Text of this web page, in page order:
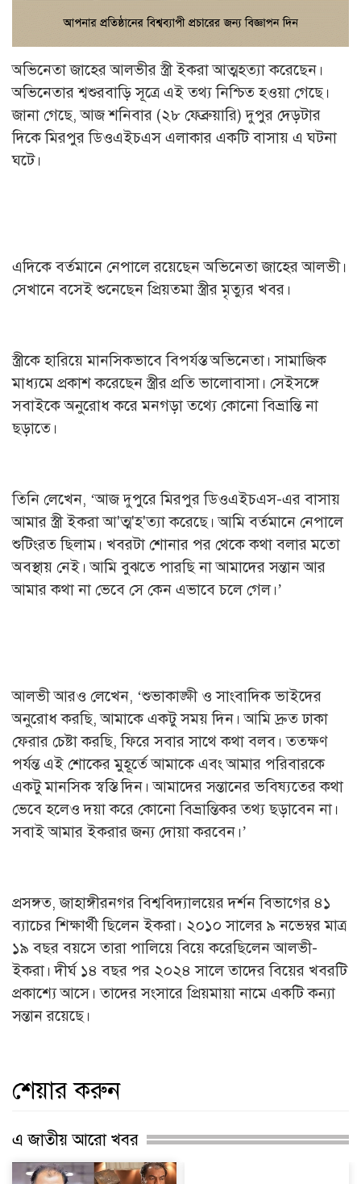
অভিনেতা জাহের আলভীর স্ত্রী ইকরা আত্মহত্যা করেছেন।
অভিনেতার শ্বশুরবাড়ি সূত্রে এই তথ্য নিশ্চিত হওয়া গেছে।
জানা গেছে, আজ শনিবার (২৮ ফেব্রুয়ারি) দুপুর দেড়টার
দিকে মিরপুর ডিওএইচএস এলাকার একটি বাসায় এ ঘটনা
ঘটে।
এদিকে বর্তমানে নেপালে রয়েছেন অভিনেতা জাহের আলভী।
সেখানে বসেই শুনেছেন প্রিয়তমা স্ত্রীর মৃত্যুর খবর।
স্ত্রীকে হারিয়ে মানসিকভাবে বিপর্যস্ত অভিনেতা। সামাজিক
মাধ্যমে প্রকাশ করেছেন স্ত্রীর প্রতি ভালোবাসা। সেইসঙ্গে
সবাইকে অনুরোধ করে মনগড়া তথ্যে কোনো বিভ্রান্তি না
ছড়াতে।
তিনি লেখেন, ‘আজ দুপুরে মিরপুর ডিওএইচএস-এর বাসায়
আমার স্ত্রী ইকরা আ'ত্ম'হ'ত্যা করেছে। আমি বর্তমানে নেপালে
শুটিংরত ছিলাম। খবরটা শোনার পর থেকে কথা বলার মতো
অবস্থায় নেই। আমি বুঝতে পারছি না আমাদের সন্তান আর
আমার কথা না ভেবে সে কেন এভাবে চলে গেল।’
আলভী আরও লেখেন, ‘শুভাকাঙ্ক্ষী ও সাংবাদিক ভাইদের
অনুরোধ করছি, আমাকে একটু সময় দিন। আমি দ্রুত ঢাকা
ফেরার চেষ্টা করছি, ফিরে সবার সাথে কথা বলব। ততক্ষণ
পর্যন্ত এই শোকের মুহূর্তে আমাকে এবং আমার পরিবারকে
একটু মানসিক স্বস্তি দিন। আমাদের সন্তানের ভবিষ্যতের কথা
ভেবে হলেও দয়া করে কোনো বিভ্রান্তিকর তথ্য ছড়াবেন না।
সবাই আমার ইকরার জন্য দোয়া করবেন।’
প্রসঙ্গত, জাহাঙ্গীরনগর বিশ্ববিদ্যালয়ের দর্শন বিভাগের ৪১
ব্যাচের শিক্ষার্থী ছিলেন ইকরা। ২০১০ সালের ৯ নভেম্বর মাত্র
১৯ বছর বয়সে তারা পালিয়ে বিয়ে করেছিলেন আলভী-
ইকরা। দীর্ঘ ১৪ বছর পর ২০২৪ সালে তাদের বিয়ের খবরটি
প্রকাশ্যে আসে। তাদের সংসারে প্রিয়মায়া নামে একটি কন্যা
সন্তান রয়েছে।
শেয়ার করুন
এ জাতীয় আরো খবর